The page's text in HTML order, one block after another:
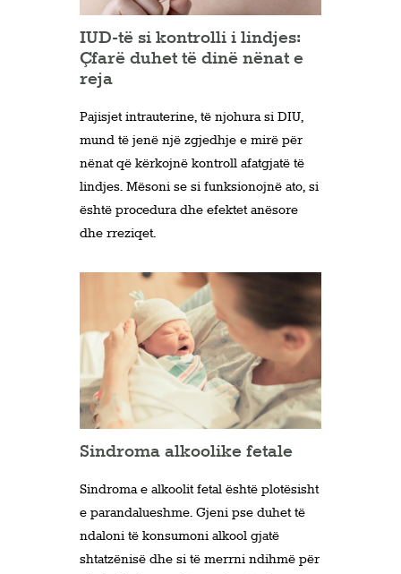
IUD-të si kontrolli i lindjes:
Çfarë duhet të dinë nënat e
reja
Pajisjet intrauterine, të njohura si DIU,
mund të jenë një zgjedhje e mirë për
nënat që kërkojnë kontroll afatgjatë të
lindjes. Mësoni se si funksionojnë ato, si
është procedura dhe efektet anësore
dhe rreziqet.
Sindroma alkoolike fetale
Sindroma e alkoolit fetal është plotësisht
e parandalueshme. Gjeni pse duhet të
ndaloni të konsumoni alkool gjatë
shtatzënisë dhe si të merrni ndihmë për